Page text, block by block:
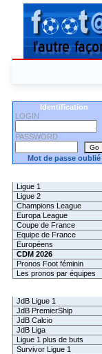
Identification
LOGIN
PASSWORD
Mot de passe oublié
Ligue 1
Ligue 2
Champions League
Europa League
Coupe de France
Equipe de France
Européens
CDM 2026
Pronos Foot féminin
Les pronos par équipes
JdB Ligue 1
JdB PremierShip
JdB Calcio
JdB Liga
Ligue 1 plus de buts
Survivor Ligue 1